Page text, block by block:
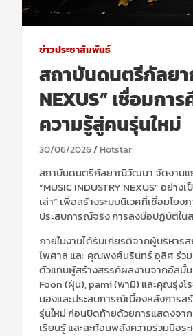
ข่าวประชาสัมพันธ์
สถาบันดนตรีกัลยา
NEXUS” เชื่อมก
ความรู้สู่คนรุ่นใหม่
30/06/2026 Hotstar
สถาบันดนตรีกัลยาณิวัฒนา จัดงานแ
“MUSIC INDUSTRY NEXUS” อย่า
เล่า” เพื่อสร้างระบบนิเวศที่เชื่อมโ
ประสบการณ์จริง การลงมือปฏิบัติใ
ภายในงานได้รับเกียรติจากผู้บริห
ไพศาล และ คุณพงศ์นรินทร์ อุลิศ ร่ว
ตัวแทนผู้สร้างสรรค์ผลงานจากอัลบั้ม
Foon (ฝุ่น), pami (พามิ) และคุณรุ่ง
มองและประสบการณ์เบื้องหลังการ
รุ่นใหม่ ก่อนปิดท้ายด้วยการแสดงจา
เรียนรู้ และสะท้อนพลังความร่วมมือ